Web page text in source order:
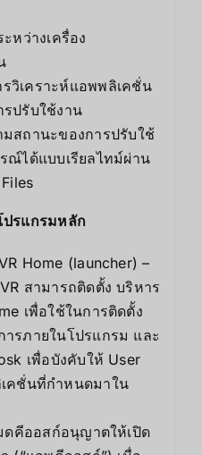
หว่างเครื่อง
วิเคราะห์แอพพลิเคชั่น
ปรับใช้งาน
สถานะของการปรับใช้
ณ์ได้แบบเรียลไทม์ผ่าน
ปรแกรมหลัก
Home (launcher) –
สามารถติดตั้ง บริหาร
เพื่อใช้ในการติดตั้ง
รภายในโปรแกรม และ
เพื่อบังคับให้ User
คชั่นที่กำหนดมาใน
คีออสก์อนุญาตให้เปิด